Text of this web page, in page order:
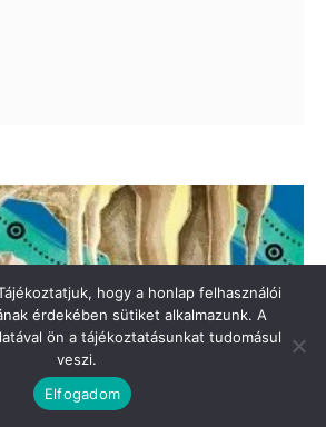
hogy a honlap felhasználói
érdekében sütiket alkalmazunk. A
ön a tájékoztatásunkat tudomásul
veszi.
Elfogadom